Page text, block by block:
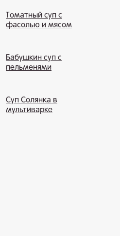
Томатный суп с
фасолью и мясом
Бабушкин суп с
пельменями
Суп Солянка в
мультиварке